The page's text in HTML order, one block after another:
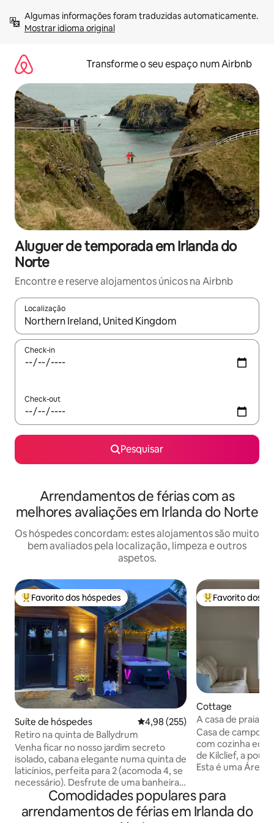
para
Mostrar idioma original
Transforme o seu espaço num Airbnb
Aluguer de temporada em Irlanda do
Norte
Encontre e reserve alojamentos únicos na Airbnb
Localização
Quando os resultados estiverem disponíveis, navegue com
Check-in
Check-out
Pesquisar
Arrendamentos de férias com as
melhores avaliações em Irlanda do Norte
Os hóspedes concordam: estes alojamentos são muito
bem avaliados pela localização, limpeza e outros
aspetos.
Favoritos dos hóspedes mais apreciados
Favorito dos hóspedes
Suíte de hóspedes Classificação média de 4,98 em
4,98 (255)
Retiro na quinta de Ballydrum
Venha ficar no nosso jardim secreto
isolado, cabana elegante numa quinta de
laticínios, perfeita para 2 (acomoda 4, se
necessário). Desfrute de uma banheira
de hidromassagem privativa e coberta
com 5 lugares, vistas deslumbrantes
para o campo, lareira e um pátio
Favoritos dos
Favorito dos
Cottage
A casa de praia
Casa de campo
com cozinha
de Kilclief, a
Esta é uma Área
desportos
natação),
observação de
Comodidades populares para
arrendamentos de férias em Irlanda do